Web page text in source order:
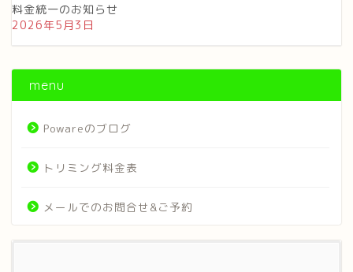
料金統一のお知らせ
2026年5月3日
menu
Powareのブログ
トリミング料金表
メールでのお問合せ&ご予約